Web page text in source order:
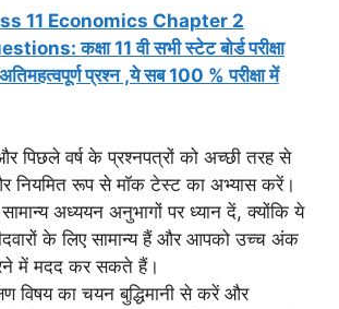
11 Economics Chapter 2
कक्षा 11 वी सभी स्टेट बोर्ड परीक्षा
प्रश्न ,ये सब 100 % परीक्षा में
पिछले वर्ष के प्रश्नपत्रों को अच्छी तरह से
नियमित रूप से मॉक टेस्ट का अभ्यास करें।
अध्ययन अनुभागों पर ध्यान दें, क्योंकि ये
के लिए सामान्य हैं और आपको उच्च अंक
में मदद कर सकते हैं।
विषय का चयन बुद्धिमानी से करें और